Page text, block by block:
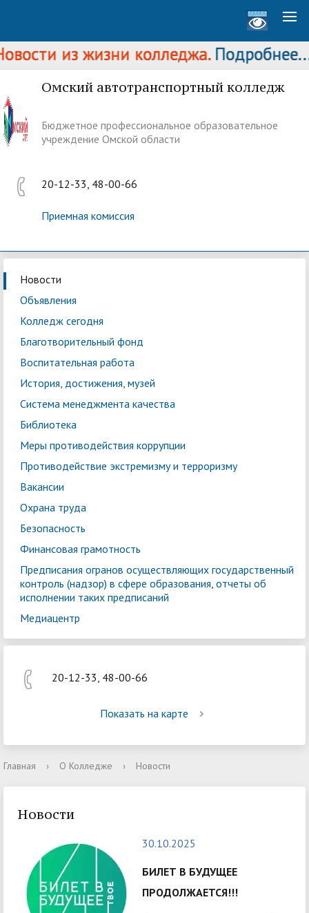
из жизни колледжа.Подробнее...
Омский автотранспортный колледж
Бюджетное профессиональное образовательное
учреждение Омской области
20-12-33, 48-00-66
Приемная комиссия
Новости
Объявления
Колледж сегодня
Благотворительный фонд
Воспитательная работа
История, достижения, музей
Система менеджмента качества
Библиотека
Меры противодействия коррупции
Противодействие экстремизму и терроризму
Вакансии
Охрана труда
Безопасность
Финансовая грамотность
Предписания огранов осуществляющих государственный
контроль (надзор) в сфере образования, отчеты об
исполнении таких предписаний
Медиацентр
20-12-33, 48-00-66
Показать на карте
Главная › О Колледже › Новости
Новости
30.10.2025
БИЛЕТ В БУДУЩЕЕ
ПРОДОЛЖАЕТСЯ!!!